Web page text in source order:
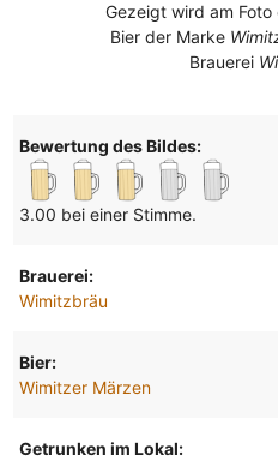
Gezeigt wird am
Bier der Marke
Brauerei
Bewertung des Bildes:
3.00 bei einer Stimme.
Brauerei:
Wimitzbräu
Bier:
Wimitzer Märzen
Getrunken im Lokal: